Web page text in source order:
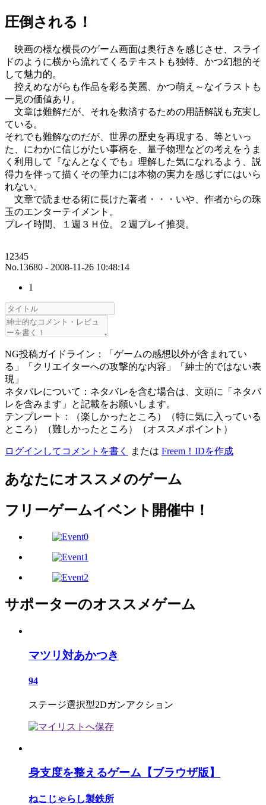
圧倒される！
映画の様な横長のゲーム画面は奥行きを感じさせ、スライ
ドのように横から流れてくるテキストも独特、かつ幻想的そ
して魅力的。
控えめながらも作品を彩る美麗、かつ萌え～なイラストも
一見の価値あり。
文章は難解だが、それを救済するための用語解説も充実し
ている。
それでも難解なのだが、世界の歴史を再現する、等といっ
た、にわかに信じがたい事柄を、量子物理などの考えをうま
く利用して『なんとなくでも』理解した気になれるよう、説
得力を伴って描くその筆力には本物の実力を感じずにはいら
れない。
文章で読ませる術に長けた著者・・・いや、作者からの珠
玉のエンターテイメント。
プレイ時間、１週３Ｈ位。２週プレイ推奨。
12345
No.13680 - 2008-11-26 10:48:14
1
NG投稿ガイドライン：「ゲームの感想以外が含まれてい
る」「クリエイターへの攻撃的な内容」「紳士的ではない表
現」
ネタバレについて：ネタバレを含む場合は、文頭に「ネタバ
レを含みます」と記載をお願いします。
テンプレート：（楽しかったところ）（特に気に入っている
ところ）（難しかったところ）（オススメポイント）
ログインしてコメントを書く または Freem！IDを作成
あなたにオススメのゲーム
フリーゲームイベント開催中！
サポーターのオススメゲーム
マツリ対あかつき
94
ステージ選択型2Dガンアクション
身支度を整えるゲーム【ブラウザ版】
ねこじゃらし製鉄所